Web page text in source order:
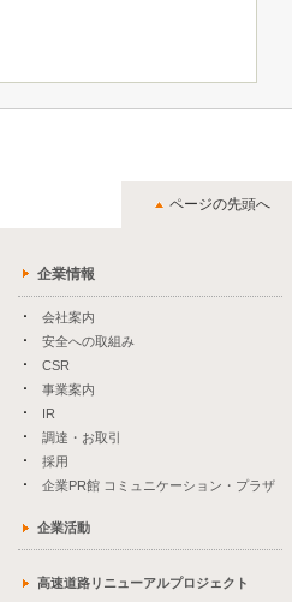
ページの先頭へ
企業情報
会社案内
安全への取組み
CSR
事業案内
IR
調達・お取引
採用
企業PR館 コミュニケーション・プラザ
企業活動
高速道路リニューアルプロジェクト